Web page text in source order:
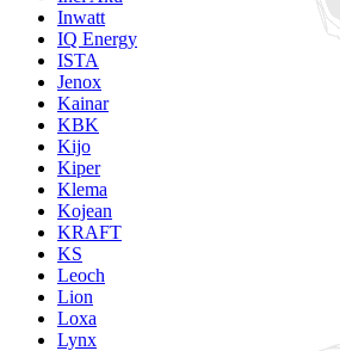
Inwatt
IQ Energy
ISTA
Jenox
Kainar
KBK
Kijo
Kiper
Klema
Kojean
KRAFT
KS
Leoch
Lion
Loxa
Lynx